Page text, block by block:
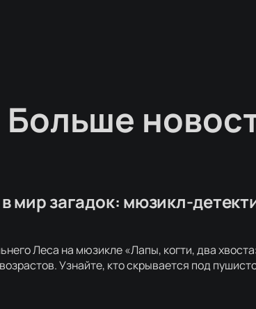
Больше
мир загадок: мюзикл-
Леса на мюзикле «Лапы, когти, два
Узнайте, кто скрывается под